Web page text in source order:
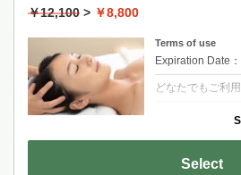
￥12,100 > ￥8,800
Terms of use
Expiration Date：
どなたでもご利
種のミント＆ヒ
ド、お顔ツボ押
下ジェルマッサー
Select